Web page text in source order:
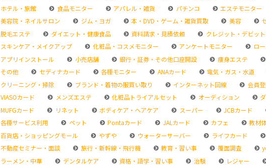
ホテル・旅館
食品モニター アパレル・雑貨 パチンコ エステモニター
美容院・ネイルサロン
ジム・ヨガ 本・DVD・ゲーム・雑貨買取 美容
脱毛エステ
ダイエット・健康食品 資料請求・見積依頼
クレジット・デビッ
スキンケア・メイクアップ
化粧品・コスメモニター アンケートモニター ロ
アプリインストール
小売店舗 銀行・証券・その他口座開設 痩身エステ
その他
セディナカード 各種モニター ANAカード 電気・ガス・水道
クリーニング・掃除
ブランド・着物の服買い取り インターネット回線 会員
VIASOカード
メンズエステ 化粧品トライアルセット オーディション
MUFGカード
リネット ボディケア・ヘアケア スーパー JCBカード
各種サービス利用
ペット Pontaカード JALカード カフェ
教材
百貨店・ショッピングモール
やずや ウォーターサーバー ライフカード
不動産セミナー・面談
旅行・新幹線・飛行機 教育・習い事 覆面調査
ラーメン・中華
デンタルケア 資格・語学・習い事 治験 レジャー